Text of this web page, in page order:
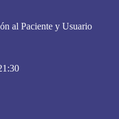
al Paciente y Usuario